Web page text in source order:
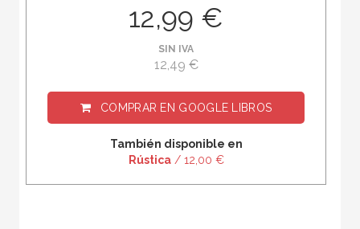
12,99 €
SIN IVA
12,49 €
COMPRAR EN GOOGLE LIBROS
También disponible en
Rústica/ 12,00 €